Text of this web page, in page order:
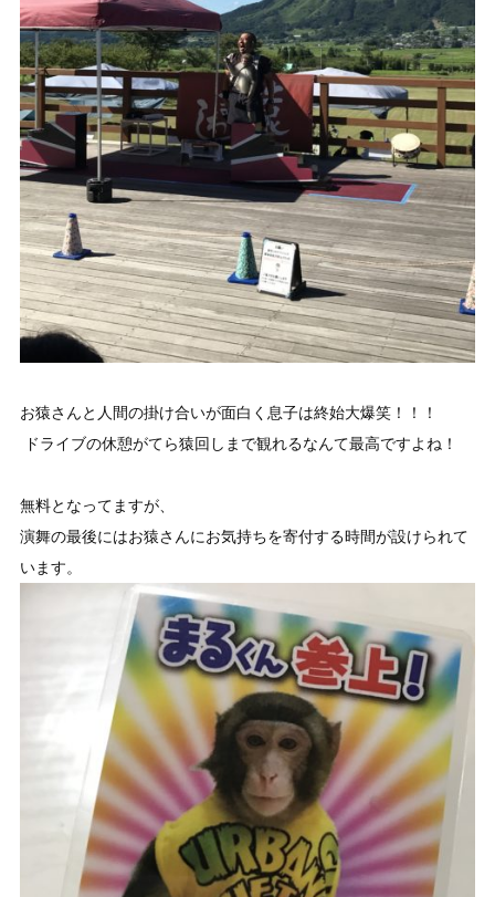
お猿さんと人間の掛け合いが面白く息子は終始大爆笑！！！
ドライブの休憩がてら猿回しまで観れるなんて最高ですよね！
無料となってますが、
演舞の最後にはお猿さんにお気持ちを寄付する時間が設けられて
います。